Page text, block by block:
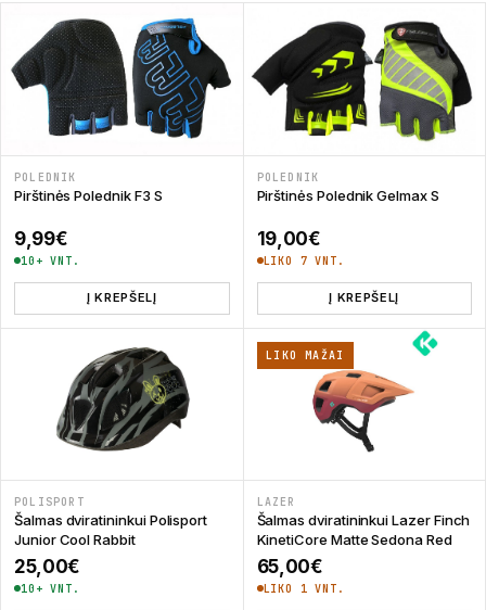
POLEDNIK
Pirštinės Polednik F3 S
9,99€
10+ VNT.
Į KREPŠELĮ
POLEDNIK
Pirštinės Polednik Gelmax S
19,00€
LIKO 7 VNT.
Į KREPŠELĮ
POLISPORT
Šalmas dviratininkui Polisport
Junior Cool Rabbit
25,00€
10+ VNT.
LIKO MAŽAI
LAZER
Šalmas dviratininkui Lazer Finch
KinetiCore Matte Sedona Red
65,00€
LIKO 1 VNT.